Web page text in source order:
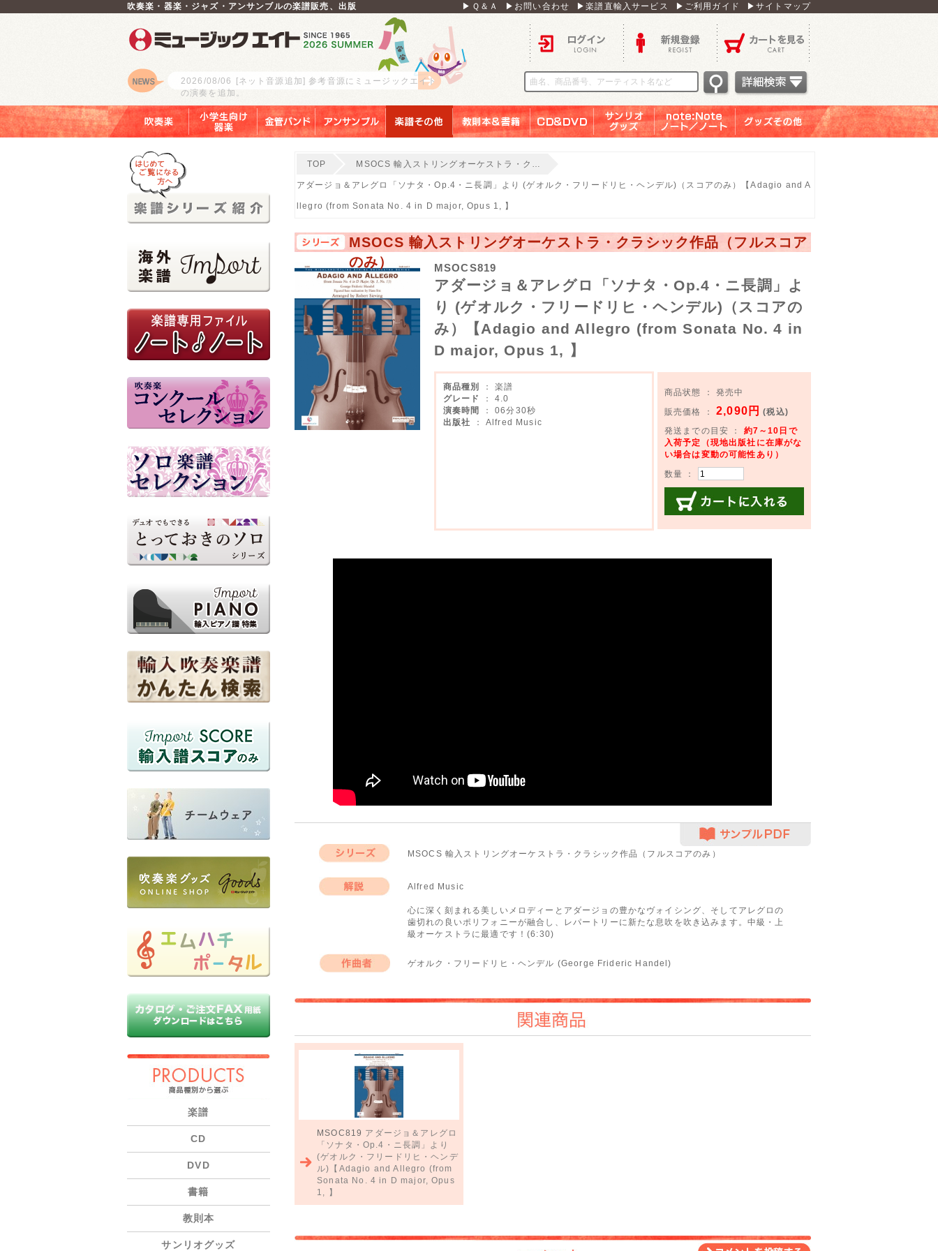
吹奏楽・器楽・ジャズ・アンサンブルの楽譜販売、出版 ▶Ｑ＆Ａ ▶お問い合わせ ▶楽譜直輸入サービス ▶ご利用ガイド ▶サイトマップ
ロゴ
2026/08/06
[ネット音源追加] 参考音源にミュージックエイト
の演奏を追加。
楽譜
CD
DVD
書籍
教則本
サンリオグッズ
TOP MSOCS 輸入ストリングオーケストラ・ク…
アダージョ＆アレグロ「ソナタ・Op.4・ニ長調」より (ゲオルク・フリードリヒ・ヘンデル)（スコアのみ）【Adagio and A
llegro (from Sonata No. 4 in D major, Opus 1, 】
MSOCS 輸入ストリングオーケストラ・クラシック作品（フルスコア
のみ）
MSOCS819
アダージョ＆アレグロ「ソナタ・Op.4・ニ長調」よ
り (ゲオルク・フリードリヒ・ヘンデル)（スコアの
み）【Adagio and Allegro (from Sonata No. 4 in
D major, Opus 1, 】
商品種別
： 楽譜
グレード
： 4.0
演奏時間
： 06分30秒
出版社
： Alfred Music
商品状態 ： 発売中
販売価格 ：2,090円 (税込)
発送までの目安 ： 約7～10日で
入荷予定（現地出版社に在庫がな
い場合は変動の可能性あり）
数量 ：
サンプルPDF
MSOCS 輸入ストリングオーケストラ・クラシック作品（フルスコアのみ）
Alfred Music
心に深く刻まれる美しいメロディーとアダージョの豊かなヴォイシング、そしてアレグロの
歯切れの良いポリフォニーが融合し、レパートリーに新たな息吹を吹き込みます。中級・上
級オーケストラに最適です！(6:30)
ゲオルク・フリードリヒ・ヘンデル (George Frideric Handel)
関連商品
MSOC819 アダージョ＆アレグロ
「ソナタ・Op.4・ニ長調」より
(ゲオルク・フリードリヒ・ヘンデ
ル)【Adagio and Allegro (from
Sonata No. 4 in D major, Opus
1, 】